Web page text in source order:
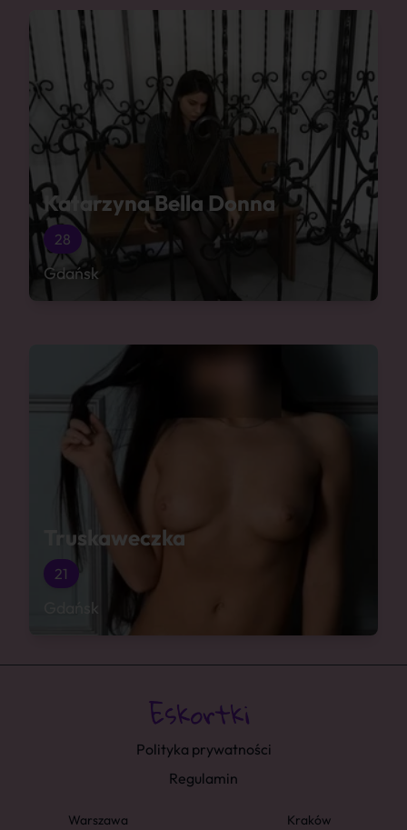
Katarzyna Bella Donna
28
Gdańsk
Truskaweczka
21
Gdańsk
Polityka prywatności
Regulamin
Warszawa Kraków